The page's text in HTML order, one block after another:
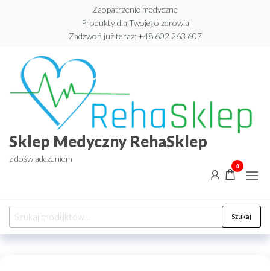
Zaopatrzenie medyczne
Produkty dla Twojego zdrowia
Zadzwoń już teraz: +48 602 263 607​
Sklep Medyczny RehaSklep
z doświadczeniem
0
Szukaj: Szukaj